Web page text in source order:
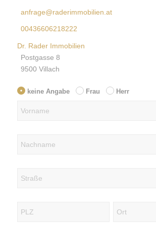
anfrage@raderimmobilien.at
00436606218222
Dr. Rader Immobilien
Postgasse 8
9500 Villach
keine Angabe Frau Herr